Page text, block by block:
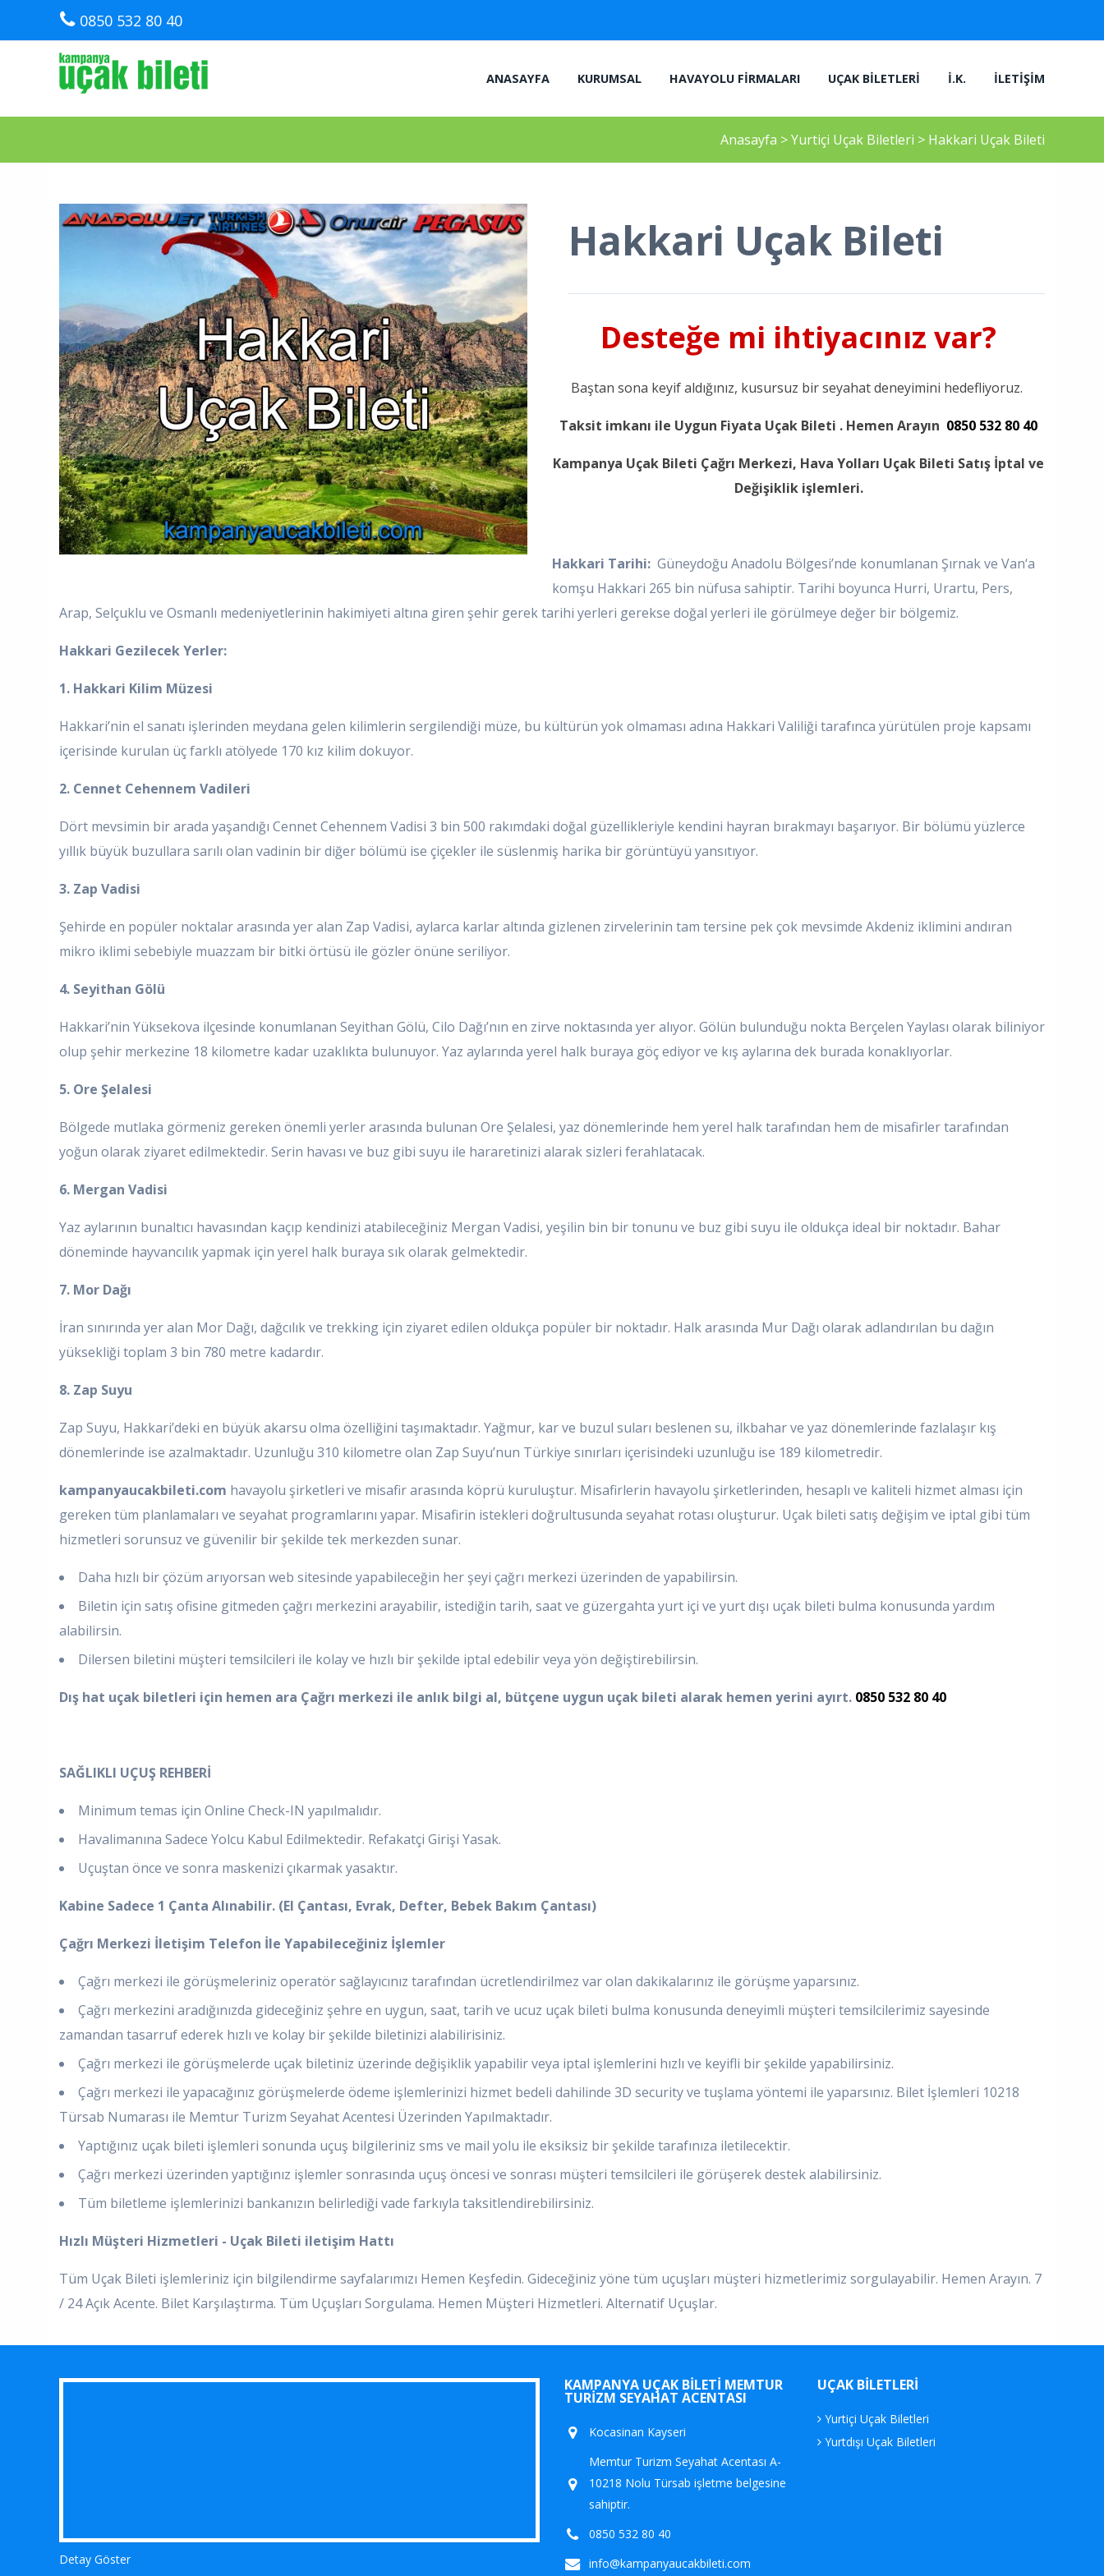
0850 532 80 40
ANASAYFA KURUMSAL HAVAYOLU FIRMALARI UÇAK BILETLERI İ.K. İLETIŞIM
Anasayfa >Yurtiçi Uçak Biletleri > Hakkari Uçak Bileti
Hakkari Uçak Bileti
Desteğe mi ihtiyacınız var?
Baştan sona keyif aldığınız, kusursuz bir seyahat deneyimini hedefliyoruz.
Taksit imkanı ile Uygun Fiyata Uçak Bileti . Hemen Arayın 0850 532 80 40
Kampanya Uçak Bileti Çağrı Merkezi, Hava Yolları Uçak Bileti Satış İptal ve
Değişiklik işlemleri.
Hakkari Tarihi: Güneydoğu Anadolu Bölgesi’nde konumlanan Şırnak ve Van‘a
komşu Hakkari 265 bin nüfusa sahiptir. Tarihi boyunca Hurri, Urartu, Pers,
Arap, Selçuklu ve Osmanlı medeniyetlerinin hakimiyeti altına giren şehir gerek tarihi yerleri gerekse doğal yerleri ile görülmeye değer bir bölgemiz.
Hakkari Gezilecek Yerler:
1. Hakkari Kilim Müzesi
Hakkari’nin el sanatı işlerinden meydana gelen kilimlerin sergilendiği müze, bu kültürün yok olmaması adına Hakkari Valiliği tarafınca yürütülen proje kapsamı
içerisinde kurulan üç farklı atölyede 170 kız kilim dokuyor.
2. Cennet Cehennem Vadileri
Dört mevsimin bir arada yaşandığı Cennet Cehennem Vadisi 3 bin 500 rakımdaki doğal güzellikleriyle kendini hayran bırakmayı başarıyor. Bir bölümü yüzlerce
yıllık büyük buzullara sarılı olan vadinin bir diğer bölümü ise çiçekler ile süslenmiş harika bir görüntüyü yansıtıyor.
3. Zap Vadisi
Şehirde en popüler noktalar arasında yer alan Zap Vadisi, aylarca karlar altında gizlenen zirvelerinin tam tersine pek çok mevsimde Akdeniz iklimini andıran
mikro iklimi sebebiyle muazzam bir bitki örtüsü ile gözler önüne seriliyor.
4. Seyithan Gölü
Hakkari’nin Yüksekova ilçesinde konumlanan Seyithan Gölü, Cilo Dağı’nın en zirve noktasında yer alıyor. Gölün bulunduğu nokta Berçelen Yaylası olarak biliniyor
olup şehir merkezine 18 kilometre kadar uzaklıkta bulunuyor. Yaz aylarında yerel halk buraya göç ediyor ve kış aylarına dek burada konaklıyorlar.
5. Ore Şelalesi
Bölgede mutlaka görmeniz gereken önemli yerler arasında bulunan Ore Şelalesi, yaz dönemlerinde hem yerel halk tarafından hem de misafirler tarafından
yoğun olarak ziyaret edilmektedir. Serin havası ve buz gibi suyu ile hararetinizi alarak sizleri ferahlatacak.
6. Mergan Vadisi
Yaz aylarının bunaltıcı havasından kaçıp kendinizi atabileceğiniz Mergan Vadisi, yeşilin bin bir tonunu ve buz gibi suyu ile oldukça ideal bir noktadır. Bahar
döneminde hayvancılık yapmak için yerel halk buraya sık olarak gelmektedir.
7. Mor Dağı
İran sınırında yer alan Mor Dağı, dağcılık ve trekking için ziyaret edilen oldukça popüler bir noktadır. Halk arasında Mur Dağı olarak adlandırılan bu dağın
yüksekliği toplam 3 bin 780 metre kadardır.
8. Zap Suyu
Zap Suyu, Hakkari’deki en büyük akarsu olma özelliğini taşımaktadır. Yağmur, kar ve buzul suları beslenen su, ilkbahar ve yaz dönemlerinde fazlalaşır kış
dönemlerinde ise azalmaktadır. Uzunluğu 310 kilometre olan Zap Suyu’nun Türkiye sınırları içerisindeki uzunluğu ise 189 kilometredir.
kampanyaucakbileti.com havayolu şirketleri ve misafir arasında köprü kuruluştur. Misafirlerin havayolu şirketlerinden, hesaplı ve kaliteli hizmet alması için
gereken tüm planlamaları ve seyahat programlarını yapar. Misafirin istekleri doğrultusunda seyahat rotası oluşturur. Uçak bileti satış değişim ve iptal gibi tüm
hizmetleri sorunsuz ve güvenilir bir şekilde tek merkezden sunar.
Daha hızlı bir çözüm arıyorsan web sitesinde yapabileceğin her şeyi çağrı merkezi üzerinden de yapabilirsin.
Biletin için satış ofisine gitmeden çağrı merkezini arayabilir, istediğin tarih, saat ve güzergahta yurt içi ve yurt dışı uçak bileti bulma konusunda yardım
alabilirsin.
Dilersen biletini müşteri temsilcileri ile kolay ve hızlı bir şekilde iptal edebilir veya yön değiştirebilirsin.
Dış hat uçak biletleri için hemen ara Çağrı merkezi ile anlık bilgi al, bütçene uygun uçak bileti alarak hemen yerini ayırt. 0850 532 80 40
SAĞLIKLI UÇUŞ REHBERİ
Minimum temas için Online Check-IN yapılmalıdır.
Havalimanına Sadece Yolcu Kabul Edilmektedir. Refakatçi Girişi Yasak.
Uçuştan önce ve sonra maskenizi çıkarmak yasaktır.
Kabine Sadece 1 Çanta Alınabilir. (El Çantası, Evrak, Defter, Bebek Bakım Çantası)
Çağrı Merkezi İletişim Telefon İle Yapabileceğiniz İşlemler
Çağrı merkezi ile görüşmeleriniz operatör sağlayıcınız tarafından ücretlendirilmez var olan dakikalarınız ile görüşme yaparsınız.
Çağrı merkezini aradığınızda gideceğiniz şehre en uygun, saat, tarih ve ucuz uçak bileti bulma konusunda deneyimli müşteri temsilcilerimiz sayesinde
zamandan tasarruf ederek hızlı ve kolay bir şekilde biletinizi alabilirisiniz.
Çağrı merkezi ile görüşmelerde uçak biletiniz üzerinde değişiklik yapabilir veya iptal işlemlerini hızlı ve keyifli bir şekilde yapabilirsiniz.
Çağrı merkezi ile yapacağınız görüşmelerde ödeme işlemlerinizi hizmet bedeli dahilinde 3D security ve tuşlama yöntemi ile yaparsınız. Bilet İşlemleri 10218
Türsab Numarası ile Memtur Turizm Seyahat Acentesi Üzerinden Yapılmaktadır.
Yaptığınız uçak bileti işlemleri sonunda uçuş bilgileriniz sms ve mail yolu ile eksiksiz bir şekilde tarafınıza iletilecektir.
Çağrı merkezi üzerinden yaptığınız işlemler sonrasında uçuş öncesi ve sonrası müşteri temsilcileri ile görüşerek destek alabilirsiniz.
Tüm biletleme işlemlerinizi bankanızın belirlediği vade farkıyla taksitlendirebilirsiniz.
Hızlı Müşteri Hizmetleri - Uçak Bileti iletişim Hattı
Tüm Uçak Bileti işlemleriniz için bilgilendirme sayfalarımızı Hemen Keşfedin. Gideceğiniz yöne tüm uçuşları müşteri hizmetlerimiz sorgulayabilir. Hemen Arayın. 7
/ 24 Açık Acente. Bilet Karşılaştırma. Tüm Uçuşları Sorgulama. Hemen Müşteri Hizmetleri. Alternatif Uçuşlar.
Detay Göster
KAMPANYA UÇAK BILETI MEMTUR
TURIZM SEYAHAT ACENTASI
Kocasinan Kayseri
Memtur Turizm Seyahat Acentası A-
10218 Nolu Türsab işletme belgesine
sahiptir.
0850 532 80 40
info@kampanyaucakbileti.com
UÇAK BILETLERI
Yurtiçi Uçak Biletleri
Yurtdışı Uçak Biletleri